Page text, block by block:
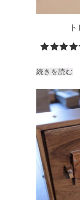
5.00 の
続きを読む